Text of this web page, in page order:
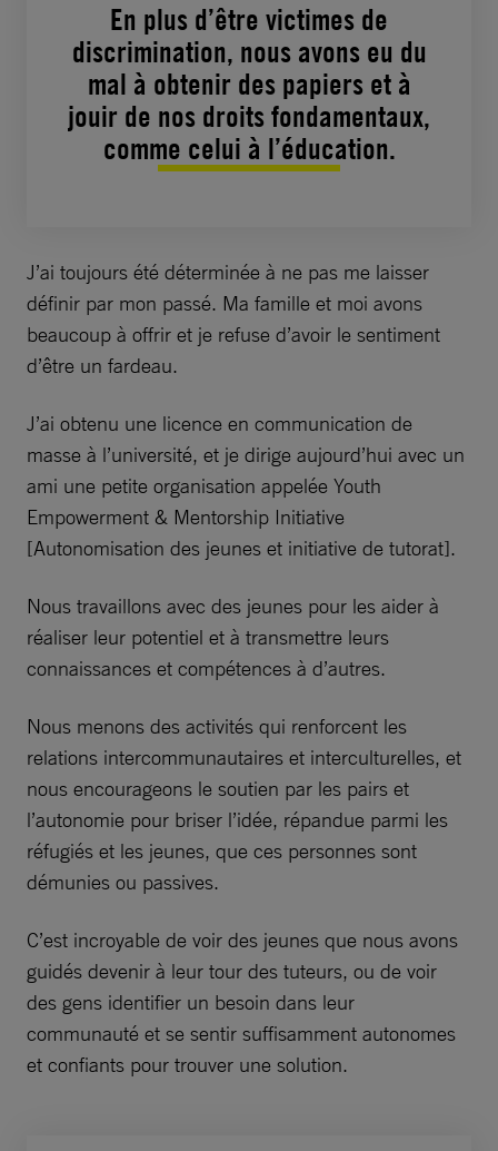
En plus d’être victimes de
discrimination, nous avons eu du
mal à obtenir des papiers et à
jouir de nos droits fondamentaux,
comme celui à l’éducation.
J’ai toujours été déterminée à ne pas me laisser
définir par mon passé. Ma famille et moi avons
beaucoup à offrir et je refuse d’avoir le sentiment
d’être un fardeau.
J’ai obtenu une licence en communication de
masse à l’université, et je dirige aujourd’hui avec un
ami une petite organisation appelée Youth
Empowerment & Mentorship Initiative
[Autonomisation des jeunes et initiative de tutorat].
Nous travaillons avec des jeunes pour les aider à
réaliser leur potentiel et à transmettre leurs
connaissances et compétences à d’autres.
Nous menons des activités qui renforcent les
relations intercommunautaires et interculturelles, et
nous encourageons le soutien par les pairs et
l’autonomie pour briser l’idée, répandue parmi les
réfugiés et les jeunes, que ces personnes sont
démunies ou passives.
C’est incroyable de voir des jeunes que nous avons
guidés devenir à leur tour des tuteurs, ou de voir
des gens identifier un besoin dans leur
communauté et se sentir suffisamment autonomes
et confiants pour trouver une solution.